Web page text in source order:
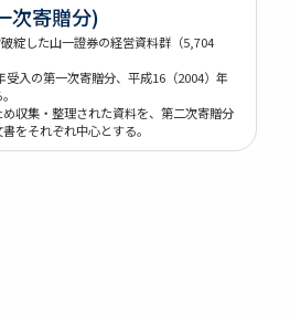
次寄贈分)
綻した山一證券の経営資料群（5,704
受入の第一次寄贈分、平成16（2004）年
収集・整理された資料を、第二次寄贈分
をそれぞれ中心とする。